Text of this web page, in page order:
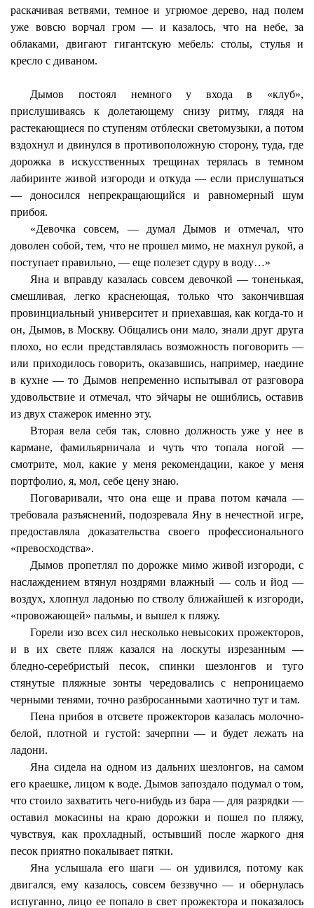
раскачивая ветвями, темное и угрюмое дерево, над полем
уже вовсю ворчал гром — и казалось, что на небе, за
облаками, двигают гигантскую мебель: столы, стулья и
кресло с диваном.
Дымов постоял немного у входа в «клуб»,
прислушиваясь к долетающему снизу ритму, глядя на
растекающиеся по ступеням отблески светомузыки, а потом
вздохнул и двинулся в противоположную сторону, туда, где
дорожка в искусственных трещинах терялась в темном
лабиринте живой изгороди и откуда — если прислушаться
— доносился непрекращающийся и равномерный шум
прибоя.
«Девочка совсем, — думал Дымов и отмечал, что
доволен собой, тем, что не прошел мимо, не махнул рукой, а
поступает правильно, — еще полезет сдуру в воду…»
Яна и вправду казалась совсем девочкой — тоненькая,
смешливая, легко краснеющая, только что закончившая
провинциальный университет и приехавшая, как когда-то и
он, Дымов, в Москву. Общались они мало, знали друг друга
плохо, но если представлялась возможность поговорить —
или приходилось говорить, оказавшись, например, наедине
в кухне — то Дымов непременно испытывал от разговора
удовольствие и отмечал, что эйчары не ошиблись, оставив
из двух стажерок именно эту.
Вторая вела себя так, словно должность уже у нее в
кармане, фамильярничала и чуть что топала ногой —
смотрите, мол, какие у меня рекомендации, какое у меня
портфолио, я, мол, себе цену знаю.
Поговаривали, что она еще и права потом качала —
требовала разъяснений, подозревала Яну в нечестной игре,
предоставляла доказательства своего профессионального
«превосходства».
Дымов пропетлял по дорожке мимо живой изгороди, с
наслаждением втянул ноздрями влажный — соль и йод —
воздух, хлопнул ладонью по стволу ближайшей к изгороди,
«провожающей» пальмы, и вышел к пляжу.
Горели изо всех сил несколько невысоких прожекторов,
и в их свете пляж казался на лоскуты изрезанным —
бледно-серебристый песок, спинки шезлонгов и туго
стянутые пляжные зонты чередовались с непроницаемо
черными тенями, точно разбросанными хаотично тут и там.
Пена прибоя в отсвете прожекторов казалась молочно-
белой, плотной и густой: зачерпни — и будет лежать на
ладони.
Яна сидела на одном из дальних шезлонгов, на самом
его краешке, лицом к воде. Дымов запоздало подумал о том,
что стоило захватить чего-нибудь из бара — для разрядки —
оставил мокасины на краю дорожки и пошел по пляжу,
чувствуя, как прохладный, остывший после жаркого дня
песок приятно покалывает пятки.
Яна услышала его шаги — он удивился, потому как
двигался, ему казалось, совсем беззвучно — и обернулась
испуганно, лицо ее попало в свет прожектора и показалось